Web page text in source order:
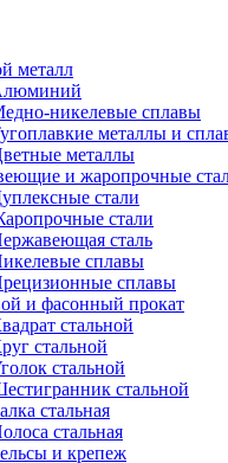
металл
никелевые сплавы
металлы и
металлы
и жаропрочные
стали
стали
сталь
сплавы
сплавы
и фасонный прокат
стальной
стальной
стальной
стальной
стальная
стальная
и крепеж